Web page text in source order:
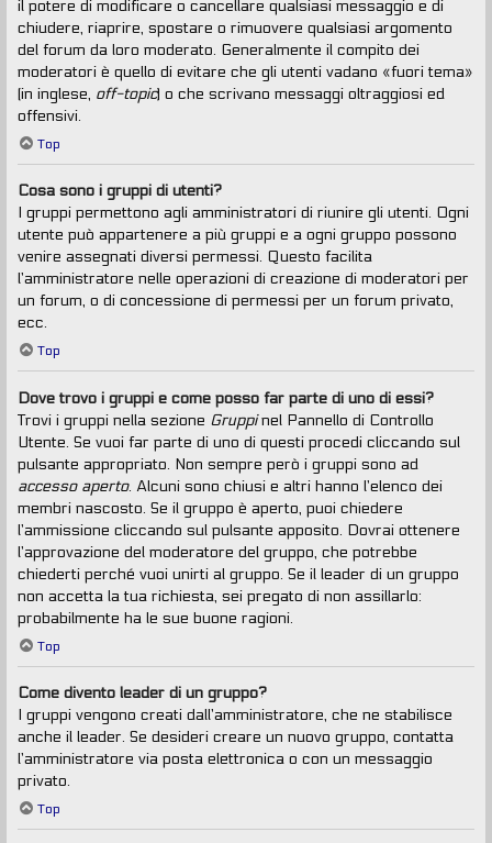
il potere di modificare o cancellare qualsiasi messaggio e di
chiudere, riaprire, spostare o rimuovere qualsiasi argomento
del forum da loro moderato. Generalmente il compito dei
moderatori è quello di evitare che gli utenti vadano «fuori tema»
(in inglese, off-topic) o che scrivano messaggi oltraggiosi ed
offensivi.
Top
Cosa sono i gruppi di utenti?
I gruppi permettono agli amministratori di riunire gli utenti. Ogni
utente può appartenere a più gruppi e a ogni gruppo possono
venire assegnati diversi permessi. Questo facilita
l’amministratore nelle operazioni di creazione di moderatori per
un forum, o di concessione di permessi per un forum privato,
ecc.
Top
Dove trovo i gruppi e come posso far parte di uno di essi?
Trovi i gruppi nella sezione Gruppinel Pannello di Controllo
Utente. Se vuoi far parte di uno di questi procedi cliccando sul
pulsante appropriato. Non sempre però i gruppi sono ad
accesso aperto. Alcuni sono chiusi e altri hanno l’elenco dei
membri nascosto. Se il gruppo è aperto, puoi chiedere
l’ammissione cliccando sul pulsante apposito. Dovrai ottenere
l’approvazione del moderatore del gruppo, che potrebbe
chiederti perché vuoi unirti al gruppo. Se il leader di un gruppo
non accetta la tua richiesta, sei pregato di non assillarlo:
probabilmente ha le sue buone ragioni.
Top
Come divento leader di un gruppo?
I gruppi vengono creati dall’amministratore, che ne stabilisce
anche il leader. Se desideri creare un nuovo gruppo, contatta
l’amministratore via posta elettronica o con un messaggio
privato.
Top